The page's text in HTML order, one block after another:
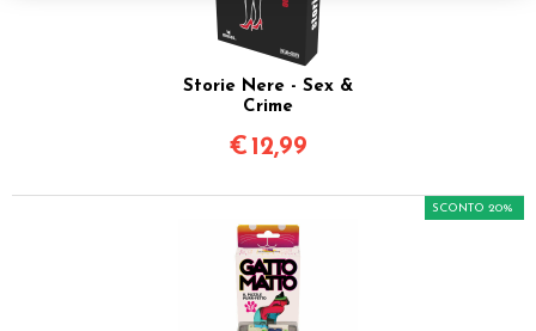
Storie Nere - Sex &
Crime
€ 12,99
SCONTO 20%